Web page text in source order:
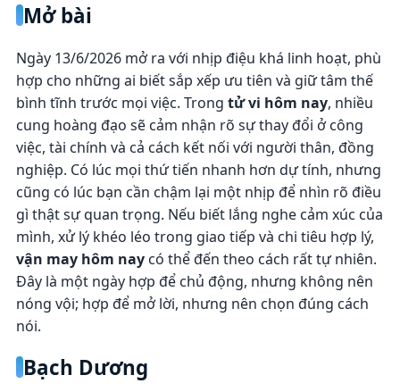
Mở bài
Ngày 13/6/2026 mở ra với nhịp điệu khá linh hoạt, phù
hợp cho những ai biết sắp xếp ưu tiên và giữ tâm thế
bình tĩnh trước mọi việc. Trong tử vi hôm nay, nhiều
cung hoàng đạo sẽ cảm nhận rõ sự thay đổi ở công
việc, tài chính và cả cách kết nối với người thân, đồng
nghiệp. Có lúc mọi thứ tiến nhanh hơn dự tính, nhưng
cũng có lúc bạn cần chậm lại một nhịp để nhìn rõ điều
gì thật sự quan trọng. Nếu biết lắng nghe cảm xúc của
mình, xử lý khéo léo trong giao tiếp và chi tiêu hợp lý,
vận may hôm naycó thể đến theo cách rất tự nhiên.
Đây là một ngày hợp để chủ động, nhưng không nên
nóng vội; hợp để mở lời, nhưng nên chọn đúng cách
nói.
Bạch Dương